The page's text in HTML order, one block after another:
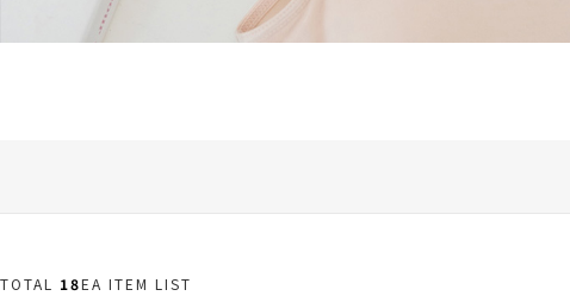
TOTAL 18EA ITEM LIST